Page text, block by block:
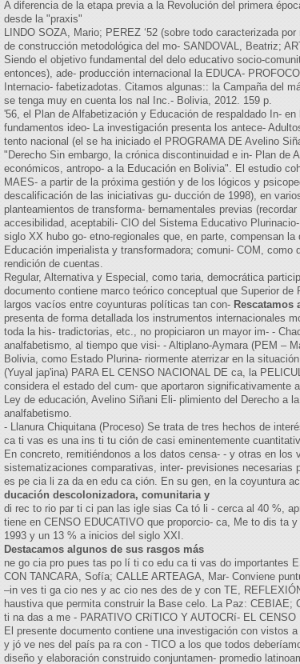
A diferencia de la etapa previa a la Revolución del primera
desde la "praxis"
LINDO SOZA, Mario; PEREZ ‘52 (sobre todo caracterizada
de construcción metodológica del mo- SANDOVAL, Beatriz;
Siendo el objetivo fundamental del delo educativo socio-
entonces), ade- producción internacional la EDUCA-
Internacio- fabetizadotas. Citamos algunas:: la Campaña del
se tenga muy en cuenta los nal Inc.- Bolivia, 2012. 159 p.
'56, el Plan de Alfabetización y Educación de respaldado In-
fundamentos ideo- La investigación presenta los antece-
tento nacional (el se ha iniciado el PROGRAMA DE Avelino
"Derecho Sin embargo, la crónica discontinuidad e in- Plan de
económicos, antropo- a la Educación en Bolivia". El estudio
MAES- a partir de la próxima gestión y de los lógicos y
descalificación de las iniciativas gu- ducción de 1998), en
planteamientos de transforma- bernamentales previas
accesibilidad, aceptabili- CIO del Sistema Educativo
siglo XX hubo go- etno-regionales que, en parte, compensan
Educación imperialista y transformadora; comuni- COM,
rendición de cuentas.
Regular, Alternativa y Especial, como taria, democrática
documento contiene marco teórico conceptual que Superior
largos vacíos entre coyunturas políticas tan con- Rescatamos
presenta de forma detallada los instrumentos internacionales
toda la his- tradictorias, etc., no propiciaron un mayor im- -
analfabetismo, al tiempo que visi- - Altiplano-Aymara (PEM –
Bolivia, como Estado Plurina- riormente aterrizar en la
(Yuyal jap'ina) PARA EL CENSO NACIONAL DE ca, la
considera el estado del cum- que aportaron
Ley de educación, Avelino Siñani Eli- plimiento del Derecho a
analfabetismo.
- Llanura Chiquitana (Proceso) Se trata de tres hechos de
ca ti vas es una ins ti tu ción de casi eminentemente
En concreto, remitiéndonos a los datos censa- - y otras en
sistematizaciones comparativas, inter- previsiones
es pe cia li za da en edu ca ción. En su gen, en la coyuntura
ducación descolonizadora, comunitaria y
di rec to rio par ti ci pan las igle sias Ca tó li - cerca al 40 %,
tiene en CENSO EDUCATIVO que proporcio- ca, Me to dis ta
1993 y un 13 % a inicios del siglo XXI.
Destacamos algunos de sus rasgos más
ne go cia pro pues tas po lí ti co edu ca ti vas do importantes
CON TANCARA, Sofía; CALLE ARTEAGA, Mar- Conviene
–in ves ti ga cio nes y ac cio nes des de y con TE,
haustiva que permita construir la Base celo. La Paz:
ti na das a me - PARATIVO CRíTICO Y AUTOCRí- EL
El presente documento contiene una investigación con vistos
y jó ve nes del país pa ra con - TICO a los que todos
diseño y elaboración construido conjuntamen- promedio